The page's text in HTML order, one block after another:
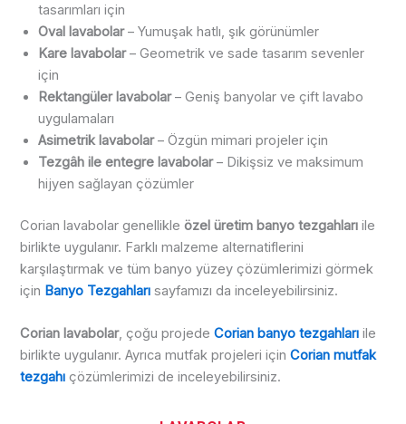
tasarımları için
Oval lavabolar– Yumuşak hatlı, şık görünümler
Kare lavabolar– Geometrik ve sade tasarım sevenler
için
Rektangüler lavabolar– Geniş banyolar ve çift lavabo
uygulamaları
Asimetrik lavabolar– Özgün mimari projeler için
Tezgâh ile entegre lavabolar– Dikişsiz ve maksimum
hijyen sağlayan çözümler
Corian lavabolar genellikleözel üretim banyo tezgahları ile
birlikte uygulanır. Farklı malzeme alternatiflerini
karşılaştırmak ve tüm banyo yüzey çözümlerimizi görmek
için Banyo Tezgahları sayfamızı da inceleyebilirsiniz.
Corian lavabolar, çoğu projedeCorian banyo tezgahları ile
birlikte uygulanır. Ayrıca mutfak projeleri içinCorian mutfak
tezgahı çözümlerimizi de inceleyebilirsiniz.